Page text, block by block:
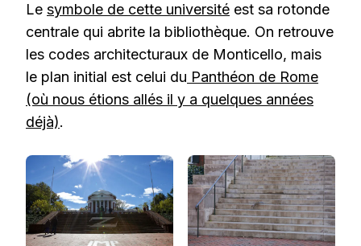
Le symbole de cette université est sa rotonde
centrale qui abrite la bibliothèque. On retrouve
les codes architecturaux de Monticello, mais
le plan initial est celui du Panthéon de Rome
(où nous étions allés il y a quelques années
déjà).